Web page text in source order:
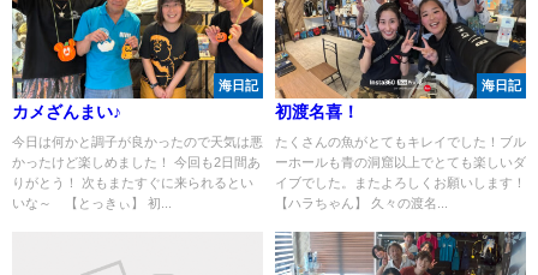
海日記
カメざんまい♪
今日は何かと調子が良かったので天気は悪
かったけど楽しめました！ 今回も2日間あ
りがとう！ 次もまたすぐに来られるとい
いな～ 【とっきぃ】 初...
海日記
初渡名喜！
たくさんの魚がとてもキレイでした！ブル
ーホールも青の洞窟以上でとても楽しいダ
イブでした。またよろしくお願いします！
【ハラちゃん】 久々の渡名...